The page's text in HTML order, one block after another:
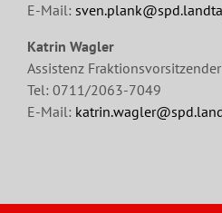
E-Mail:
Katrin Wagler
Assistenz Fraktionsvorsitzender
Tel: 0711/2063-7049
E-Mail: